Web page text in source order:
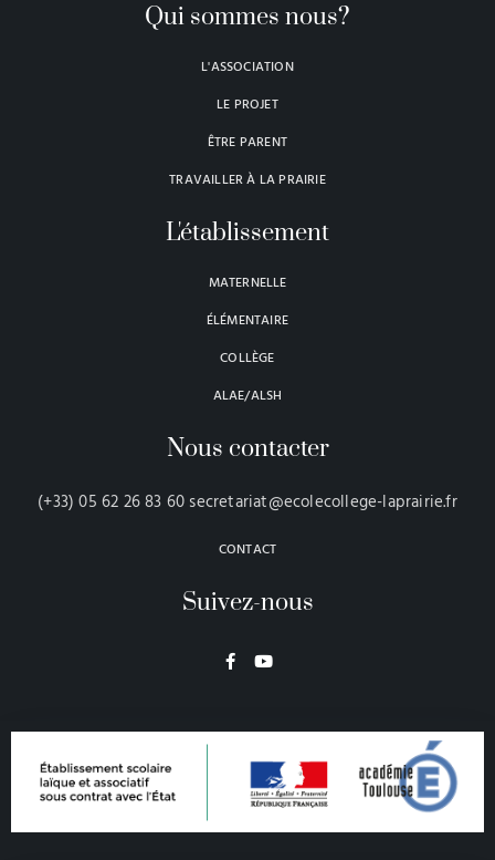
Qui sommes nous?
L'ASSOCIATION
LE PROJET
ÊTRE PARENT
TRAVAILLER À LA PRAIRIE
L'établissement
MATERNELLE
ÉLÉMENTAIRE
COLLÈGE
ALAE/ALSH
Nous contacter
(+33) 05 62 26 83 60 secretariat@ecolecollege-laprairie.fr
CONTACT
Suivez-nous
F
a
o
Y
o
b